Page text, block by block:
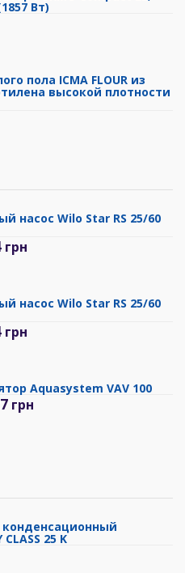
Вт)
пола ICMA FLOUR из
высокой плотности
насос Wilo Star RS 25/60
грн
насос Wilo Star RS 25/60
грн
Aquasystem VAV 100
грн
конденсационный
CLASS 25 K